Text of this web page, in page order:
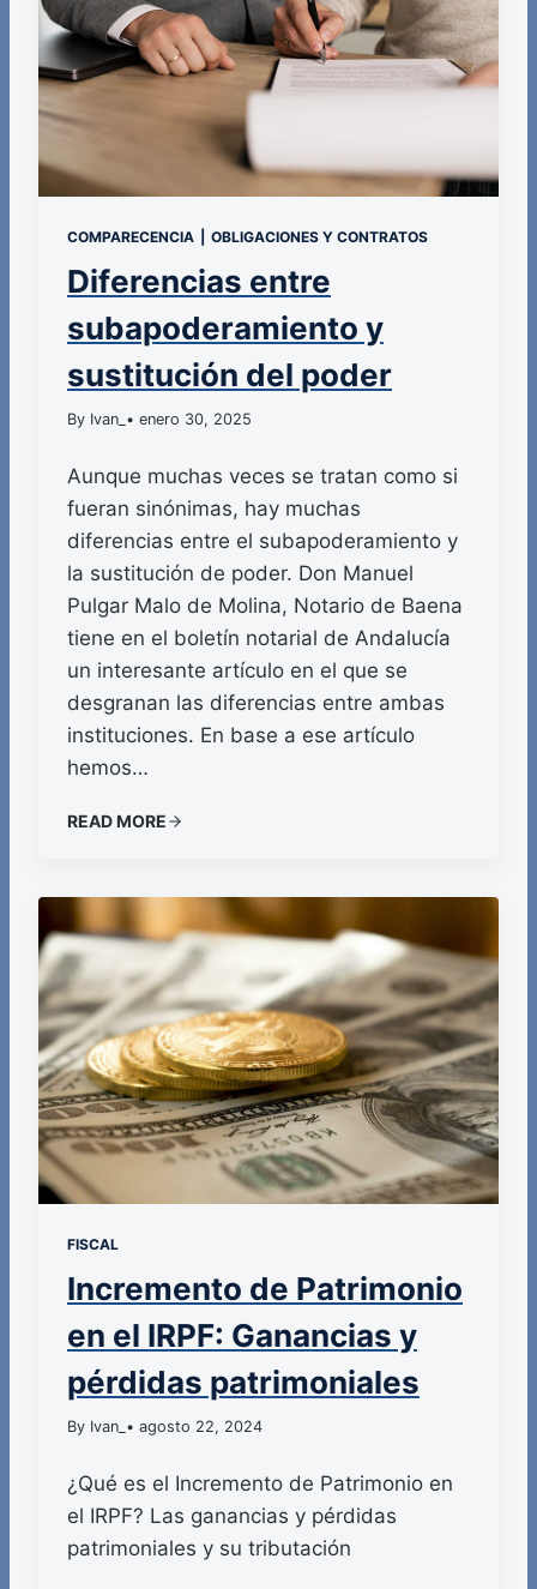
COMPARECENCIA OBLIGACIONES Y CONTRATOS
Diferencias entre
subapoderamiento y
sustitución del poder
By Ivan_ • enero 30, 2025
Aunque muchas veces se tratan como si
fueran sinónimas, hay muchas
diferencias entre el subapoderamiento y
la sustitución de poder. Don Manuel
Pulgar Malo de Molina, Notario de Baena
tiene en el boletín notarial de Andalucía
un interesante artículo en el que se
desgranan las diferencias entre ambas
instituciones. En base a ese artículo
hemos…
READ MORE
FISCAL
Incremento de Patrimonio
en el IRPF: Ganancias y
pérdidas patrimoniales
By Ivan_ • agosto 22, 2024
¿Qué es el Incremento de Patrimonio en
el IRPF? Las ganancias y pérdidas
patrimoniales y su tributación